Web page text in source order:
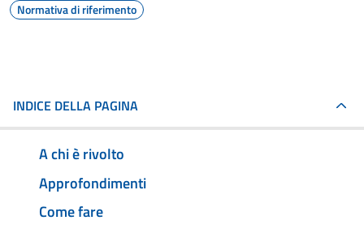
Normativa di riferimento
INDICE DELLA PAGINA
A chi è rivolto
Approfondimenti
Come fare